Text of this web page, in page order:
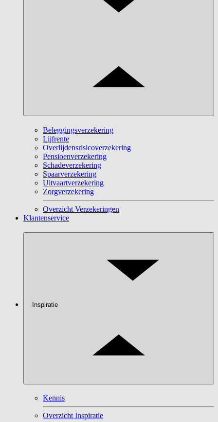
Beleggingsverzekering
Lijfrente
Overlijdensrisicoverzekering
Pensioenverzekering
Schadeverzekering
Spaarverzekering
Uitvaartverzekering
Zorgverzekering
Overzicht Verzekeringen
Klantenservice
Inspiratie
Kennis
Overzicht Inspiratie